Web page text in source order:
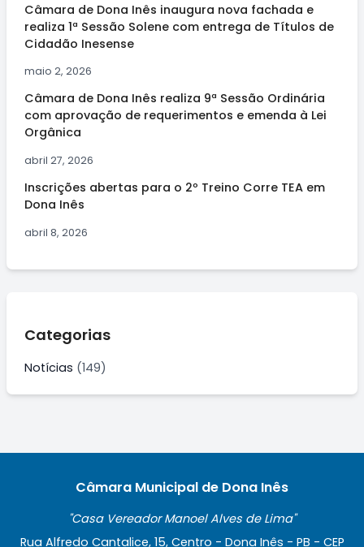
Câmara de Dona Inês inaugura nova fachada e
realiza 1ª Sessão Solene com entrega de Títulos de
Cidadão Inesense
maio 2, 2026
Câmara de Dona Inês realiza 9ª Sessão Ordinária
com aprovação de requerimentos e emenda à Lei
Orgânica
abril 27, 2026
Inscrições abertas para o 2º Treino Corre TEA em
Dona Inês
abril 8, 2026
Categorias
Notícias (149)
Câmara Municipal de Dona Inês
"Casa Vereador Manoel Alves de Lima"
Rua Alfredo Cantalice, 15, Centro - Dona Inês - PB - CEP